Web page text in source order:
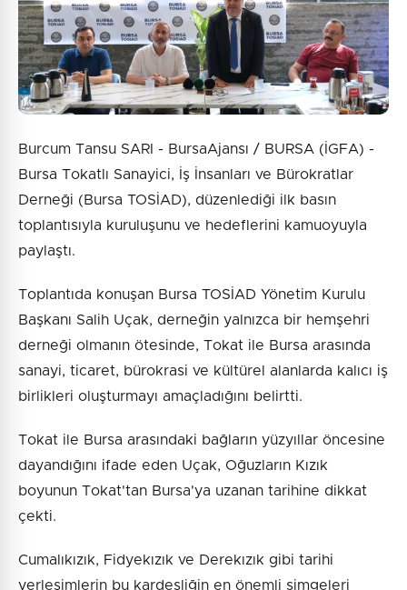
Burcum Tansu SARI - BursaAjansı / BURSA (İGFA) -
Bursa Tokatlı Sanayici, İş İnsanları ve Bürokratlar
Derneği (Bursa TOSİAD), düzenlediği ilk basın
toplantısıyla kuruluşunu ve hedeflerini kamuoyuyla
paylaştı.
Toplantıda konuşan Bursa TOSİAD Yönetim Kurulu
Başkanı Salih Uçak, derneğin yalnızca bir hemşehri
derneği olmanın ötesinde, Tokat ile Bursa arasında
sanayi, ticaret, bürokrasi ve kültürel alanlarda kalıcı iş
birlikleri oluşturmayı amaçladığını belirtti.
Tokat ile Bursa arasındaki bağların yüzyıllar öncesine
dayandığını ifade eden Uçak, Oğuzların Kızık
boyunun Tokat'tan Bursa'ya uzanan tarihine dikkat
çekti.
Cumalıkızık, Fidyekızık ve Derekızık gibi tarihi
yerleşimlerin bu kardeşliğin en önemli simgeleri